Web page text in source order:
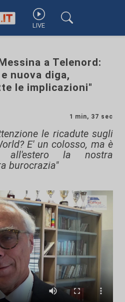
LIVE
a Telenord:
nuova diga,
le implicazioni"
1 min, 37 sec
le ricadute sugli
E' un colosso, ma è
all'estero la nostra
burocrazia"